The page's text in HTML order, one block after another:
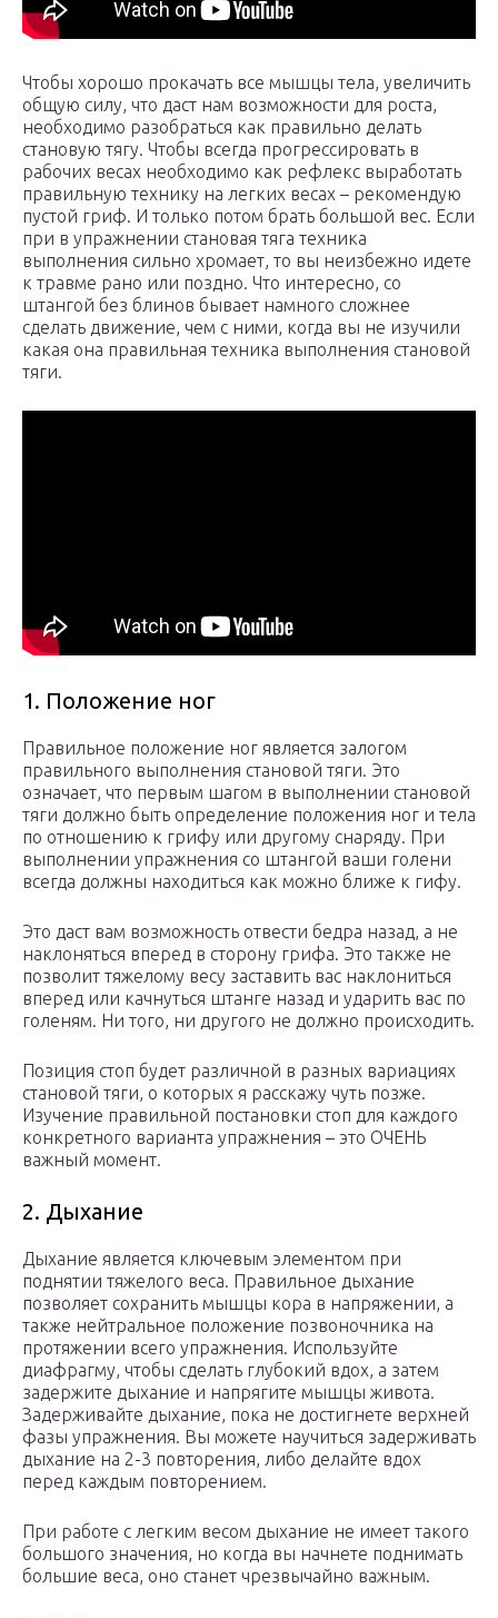
Чтобы хорошо прокачать все мышцы тела, увеличить
общую силу, что даст нам возможности для роста,
необходимо разобраться как правильно делать
становую тягу. Чтобы всегда прогрессировать в
рабочих весах необходимо как рефлекс выработать
правильную технику на легких весах – рекомендую
пустой гриф. И только потом брать большой вес. Если
при в упражнении становая тяга техника
выполнения сильно хромает, то вы неизбежно идете
к травме рано или поздно. Что интересно, со
штангой без блинов бывает намного сложнее
сделать движение, чем с ними, когда вы не изучили
какая она правильная техника выполнения становой
тяги.
1. Положение ног
Правильное положение ног является залогом
правильного выполнения становой тяги. Это
означает, что первым шагом в выполнении становой
тяги должно быть определение положения ног и тела
по отношению к грифу или другому снаряду. При
выполнении упражнения со штангой ваши голени
всегда должны находиться как можно ближе к гифу.
Это даст вам возможность отвести бедра назад, а не
наклоняться вперед в сторону грифа. Это также не
позволит тяжелому весу заставить вас наклониться
вперед или качнуться штанге назад и ударить вас по
голеням. Ни того, ни другого не должно происходить.
Позиция стоп будет различной в разных вариациях
становой тяги, о которых я расскажу чуть позже.
Изучение правильной постановки стоп для каждого
конкретного варианта упражнения – это ОЧЕНЬ
важный момент.
2. Дыхание
Дыхание является ключевым элементом при
поднятии тяжелого веса. Правильное дыхание
позволяет сохранить мышцы кора в напряжении, а
также нейтральное положение позвоночника на
протяжении всего упражнения. Используйте
диафрагму, чтобы сделать глубокий вдох, а затем
задержите дыхание и напрягите мышцы живота.
Задерживайте дыхание, пока не достигнете верхней
фазы упражнения. Вы можете научиться задерживать
дыхание на 2-3 повторения, либо делайте вдох
перед каждым повторением.
При работе с легким весом дыхание не имеет такого
большого значения, но когда вы начнете поднимать
большие веса, оно станет чрезвычайно важным.